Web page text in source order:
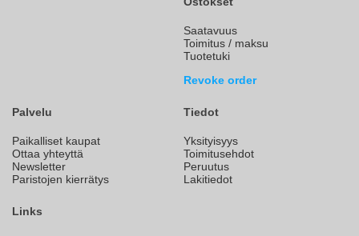
Saatavuus
Toimitus / maksu
Tuotetuki
Revoke order
Palvelu
Paikalliset kaupat
Ottaa yhteyttä
Newsletter
Paristojen kierrätys
Tiedot
Yksityisyys
Toimitusehdot
Peruutus
Lakitiedot
Links